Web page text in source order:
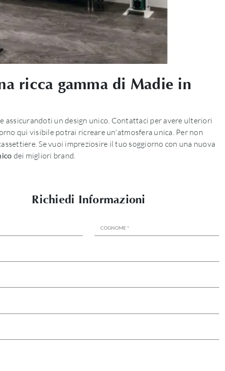
ricca gamma di Madie in
assicurandoti un design unico. Contattaci per avere ulteriori
qui visibile potrai ricreare un'atmosfera unica. Per non
Se vuoi impreziosire il tuo soggiorno con una nuova
dei migliori brand.
Richiedi Informazioni